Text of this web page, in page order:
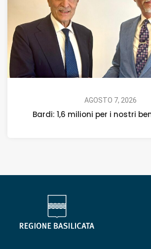
AGOSTO 7, 2026
Bardi: 1,6 milioni per i nostri